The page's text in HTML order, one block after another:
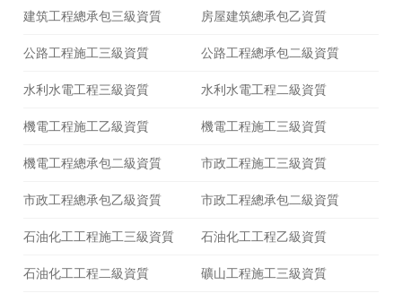
建筑工程總承包三級資質 房屋建筑總承包乙資質
公路工程施工三級資質 公路工程總承包二級資質
水利水電工程三級資質 水利水電工程二級資質
機電工程施工乙級資質 機電工程施工三級資質
機電工程總承包二級資質 市政工程施工三級資質
市政工程總承包乙級資質 市政工程總承包二級資質
石油化工工程施工三級資質 石油化工工程乙級資質
石油化工工程二級資質 礦山工程施工三級資質